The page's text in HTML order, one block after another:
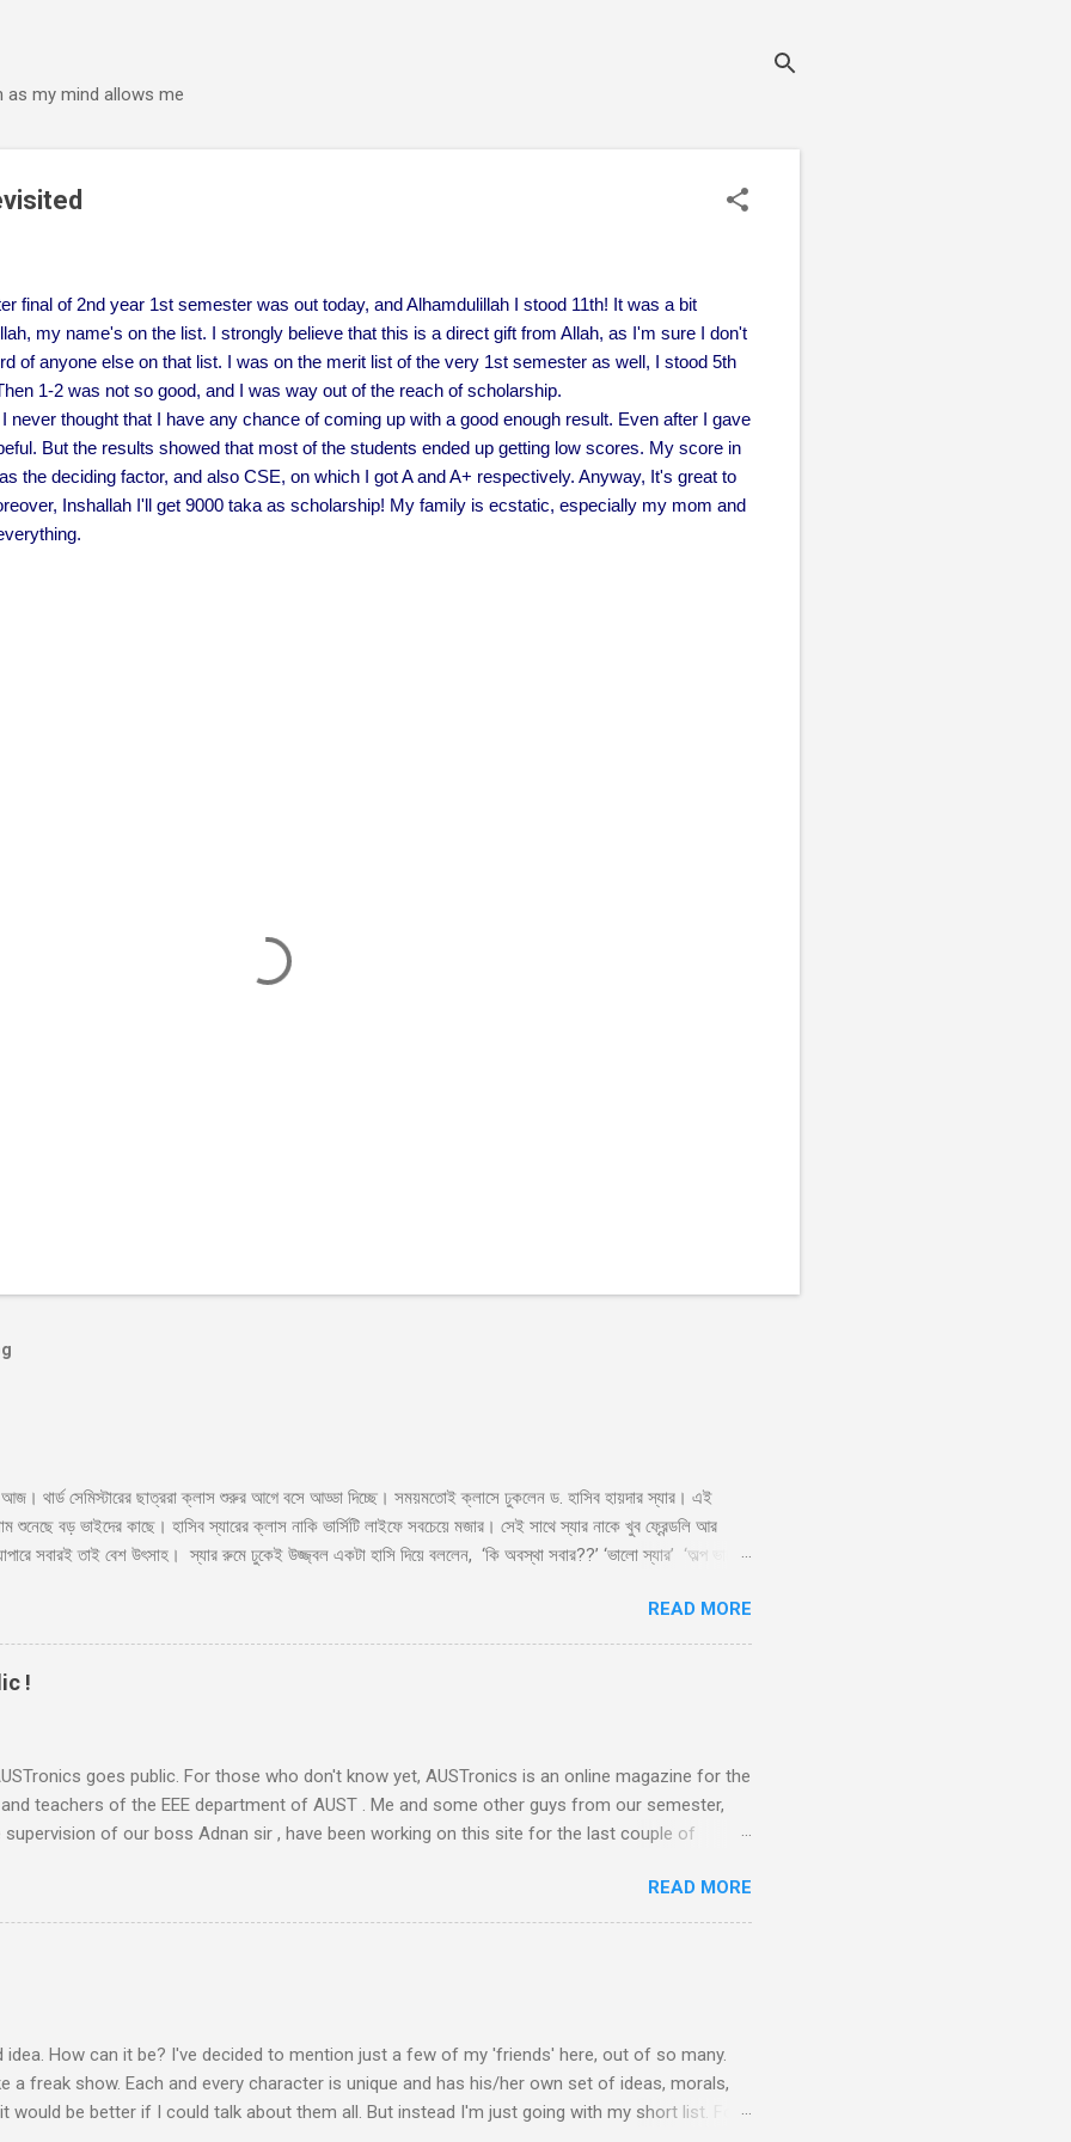
as my mind allows me
final of 2nd year 1st semester was out today, and Alhamdulillah I stood 11th! It was a bit
my name's on the list. I strongly believe that this is a direct gift from Allah, as I'm sure I don't
of anyone else on that list. I was on the merit list of the very 1st semester as well, I stood 5th
1-2 was not so good, and I was way out of the reach of scholarship.
never thought that I have any chance of coming up with a good enough result. Even after I gave
But the results showed that most of the students ended up getting low scores. My score in
the deciding factor, and also CSE, on which I got A and A+ respectively. Anyway, It's great to
Inshallah I'll get 9000 taka as scholarship! My family is ecstatic, especially my mom and
আজ। থার্ড সেমিস্টারের ছাত্ররা ক্লাস শুরুর আগে বসে আড্ডা দিচ্ছে। সময়মতোই ক্লাসে ঢুকলেন ড. হাসিব হায়দার স্যার। এই
শুনেছে বড় ভাইদের কাছে। হাসিব স্যারের ক্লাস নাকি ভার্সিটি লাইফে সবচেয়ে মজার। সেই সাথে স্যার নাকে খুব ফ্রেন্ডলি আর
সবারই তাই বেশ উৎসাহ। স্যার রুমে ঢুকেই উজ্জ্বল একটা হাসি দিয়ে বললেন, ‘কি অবস্থা সবার??’ ‘ভালো স্যার’ ‘অল্প ভালো
পড়লেন। একদিন না পড়াইলে কি হইতো?’ হাসির রোল উঠলো ক্লাসে। হাসিব স্যারও হেসে দিলেন তার বিশাল হাসি, ‘আরে
আজকে কি হবে স্যার?’ মনে হয় অনেকটা মন খারাপ করেই জিজ্ঞেস করলো ফার্স্ট বেঞ্চের ভারী ফ্রেমের চশমা পড়া আঁতেল।
সাথে গল্প করবো। তোমাদের পরিচয় জানবো।’...
READ MORE
!
goes public. For those who don't know yet, AUSTronics is an online magazine for the
teachers of the EEE department of AUST . Me and some other guys from our semester,
supervision of our boss Adnan sir , have been working on this site for the last couple of
posters announcing the site. Honestly speaking, this site is not a very huge project. It's a blog
using to post articles. But there were quite a lot of work that had to be done in building up
site. Let me just try to give a brief summary. The Idea: AUSTronics is the brainchild of
He initially discussed this plan with me and Kanto , and asked us if we were interested. We
READ MORE
How can it be? I've decided to mention just a few of my 'friends' here, out of so many.
a freak show. Each and every character is unique and has his/her own set of ideas, morals,
would be better if I could talk about them all. But instead I'm just going with my short list. For